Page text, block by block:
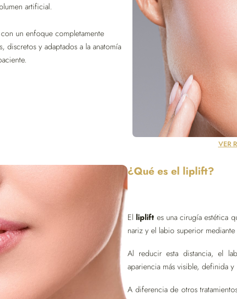
artificial.
un enfoque completamente
discretos y adaptados a la anatomía
VER
¿Qué es el liplift?
El liplift es una cirugía estética
nariz y el labio superior
Al reducir esta distancia, el
apariencia más visible, definida
A diferencia de otros